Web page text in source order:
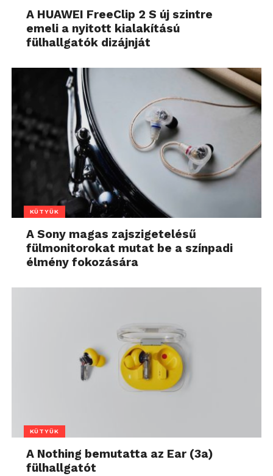
A HUAWEI FreeClip 2 S új szintre
emeli a nyitott kialakítású
fülhallgatók dizájnját
KÜTYÜK
A Sony magas zajszigetelésű
fülmonitorokat mutat be a színpadi
élmény fokozására
KÜTYÜK
A Nothing bemutatta az Ear (3a)
fülhallgatót